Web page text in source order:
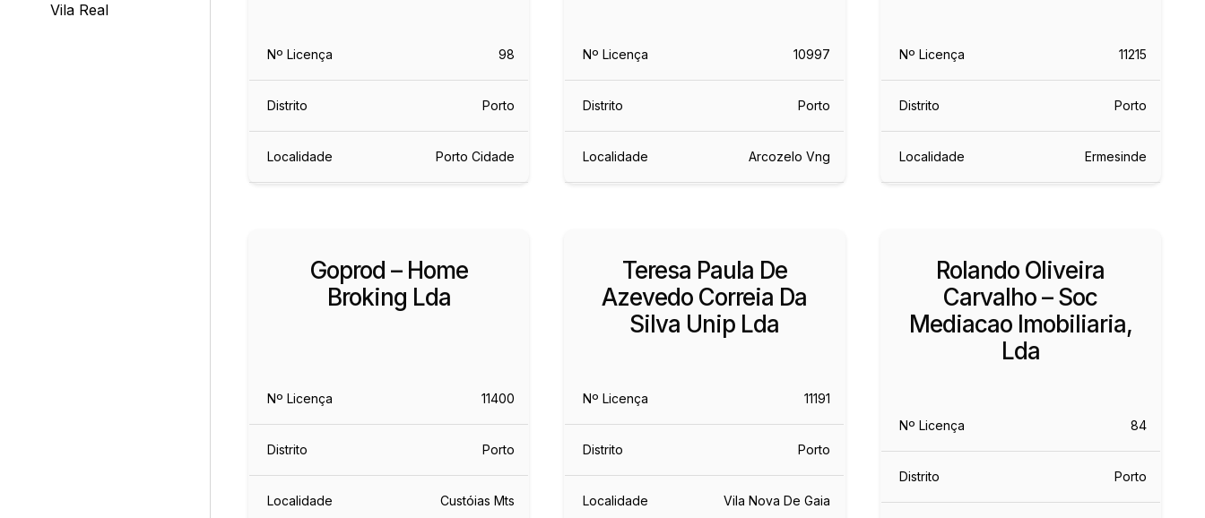
Vila Real
Nº Licença 98
Distrito Porto
Localidade Porto Cidade
Nº Licença 10997
Distrito Porto
Localidade Arcozelo Vng
Nº Licença 11215
Distrito Porto
Localidade Ermesinde
Goprod – Home
Broking Lda
Nº Licença 11400
Distrito Porto
Localidade Custóias Mts
Teresa Paula De
Azevedo Correia Da
Silva Unip Lda
Nº Licença 11191
Distrito Porto
Localidade Vila Nova De Gaia
Rolando Oliveira
Carvalho – Soc
Mediacao Imobiliaria,
Lda
Nº Licença 84
Distrito Porto